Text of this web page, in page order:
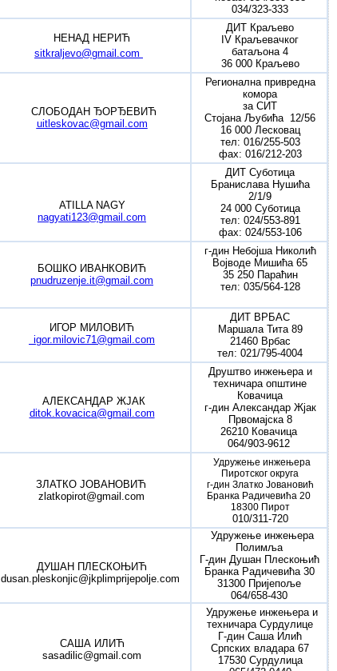
034/323-333
НЕНАД НЕРИЋ
sitkraljevo@gmail.com
ДИТ Краљево
IV Краљевачког
батаљона 4
36 000 Краљево
СЛОБОДАН ЂОРЂЕВИЋ
uitleskovac@gmail.com
Регионална привредна
комора
за СИТ
Стојана Љубића 12/56
16 000 Лесковац
тел: 016/255-503
фаx: 016/212-203
ATILLA NAGY
nagyati123@gmail.com
ДИТ Суботица
Бранислава Нушића
2/1/9
24 000 Суботица
тел: 024/553-891
фаx: 024/553-106
БОШКО ИВАНКОВИЋ
pnudruzenje.it@gmail.com
г-дин Небојша Николић
Војводе Мишића 65
35 250 Параћин
тел: 035/564-128
ИГОР МИЛОВИЋ
igor.milovic71@gmail.com
ДИТ ВРБАС
Маршала Тита 89
21460 Врбас
тел: 021/795-4004
АЛЕКСАНДАР ЖЈАК
ditok.kovacica@gmail.com
Друштво инжењера и
техничара општине
Ковачица
г-дин Александар Жјак
Првомајска 8
26210 Ковачица
064/903-9612
ЗЛАТКО ЈОВАНОВИЋ
zlatkopirot@gmail.com
Удружење инжењера
Пиротског округа
г-дин Златко Јовановић
Бранка Радичевића 20
18300 Пирот
010/311-720
ДУШАН ПЛЕСКОЊИЋ
dusan.pleskonjic@jkplimprijepolje.com
Удружење инжењера
Полимља
Г-дин Душан Плескоњић
Бранка Радичевића 30
31300 Пријепоље
064/658-430
САША ИЛИЋ
sasadilic@gmail.com
Удружење инжењера и
техничара Сурдулице
Г-дин Саша Илић
Српских владара 67
17530 Сурдулица